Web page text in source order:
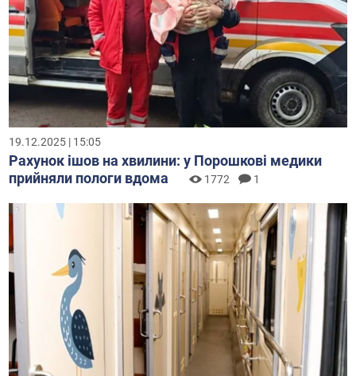
19.12.2025 | 15:05
Рахунок ішов на хвилини: у Порошкові медики
прийняли пологи вдома
1772 1